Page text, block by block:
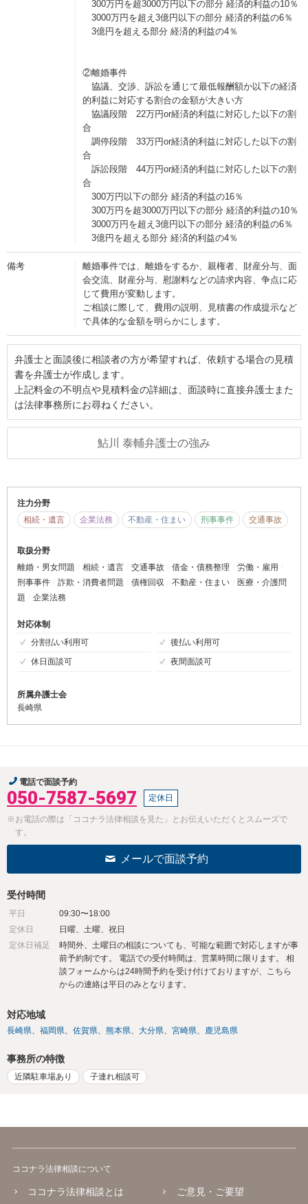
300万円を超3000万円以下の部分 経済的利益の10％
3000万円を超え3億円以下の部分 経済的利益の6％
3億円を超える部分 経済的利益の4％
②離婚事件
協議、交渉、訴訟を通じて最低報酬額か以下の経済
的利益に対応する割合の金額が大きい方
協議段階 22万円or経済的利益に対応した以下の割
合
調停段階 33万円or経済的利益に対応した以下の割
合
訴訟段階 44万円or経済的利益に対応した以下の割
合
300万円以下の部分 経済的利益の16％
300万円を超3000万円以下の部分 経済的利益の10％
3000万円を超え3億円以下の部分 経済的利益の6％
3億円を超える部分 経済的利益の4％
備考
離婚事件では、離婚をするか、親権者、財産分与、面
会交流、財産分与、慰謝料などの請求内容、争点に応
じて費用が変動します。
ご相談に際して、費用の説明、見積書の作成提示など
で具体的な金額を明らかにします。
弁護士と面談後に相談者の方が希望すれば、依頼する場合の見積
書を弁護士が作成します。
上記料金の不明点や見積料金の詳細は、面談時に直接弁護士また
は法律事務所にお尋ねください。
鮎川 泰輔弁護士の強み
注力分野
相続・遺言
企業法務 不動産・住まい 刑事事件 交通事故
取扱分野
離婚・男女問題
相続・遺言 交通事故 借金・債務整理
労働・雇用
刑事事件
詐欺・消費者問題 債権回収 不動産・住まい
医療・介護問
題
企業法務
対応体制
分割払い利用可
後払い利用可
休日面談可
夜間面談可
所属弁護士会
長崎県
電話で面談予約
050-7587-5697 定休日
※お電話の際は「ココナラ法律相談を見た」とお伝えいただくとスムーズで
す。
メールで面談予約
受付時間
平日
09:30〜18:00
定休日
日曜、土曜、祝日
定休日補足
時間外、土曜日の相談についても、可能な範囲で対応しますが事
前予約制です。 電話での受付時間は、営業時間に限ります。 相
談フォームからは24時間予約を受け付けておりますが、こちら
からの連絡は平日のみとなります。
対応地域
長崎県 福岡県 佐賀県 熊本県 大分県 宮崎県 鹿児島県
事務所の特徴
近隣駐車場あり 子連れ相談可
ココナラ法律相談について
ココナラ法律相談とは
ご意見・ご要望